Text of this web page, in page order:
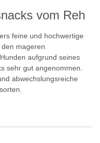
vom Reh
feine und hochwertige
mageren
aufgrund seines
sehr gut angenommen.
abwechslungsreiche